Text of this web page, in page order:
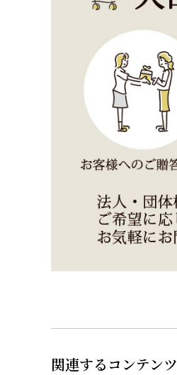
関連するコンテンツ